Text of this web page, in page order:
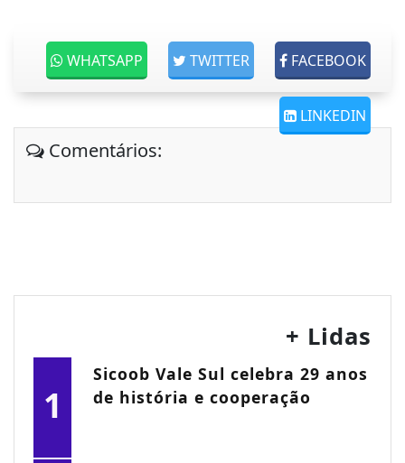
FACEBOOK
TWITTER
WHATSAPP
LINKEDIN
Comentários:
+ Lidas
1
Sicoob Vale Sul celebra 29 anos
de história e cooperação